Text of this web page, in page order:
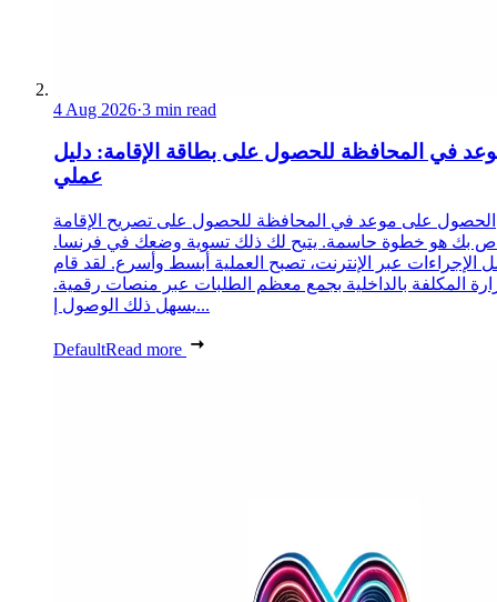
4 Aug 2026·3 min read
في المحافظة للحصول على بطاقة الإقامة: دليل
عملي
الحصول على موعد في المحافظة للحصول على تصريح الإقامة
بك هو خطوة حاسمة. يتيح لك ذلك تسوية وضعك في فرنسا.
الإجراءات عبر الإنترنت، تصبح العملية أبسط وأسرع. لقد قام
المكلفة بالداخلية بجمع معظم الطلبات عبر منصات رقمية.
يسهل ذلك الوصول إ...
DefaultRead more